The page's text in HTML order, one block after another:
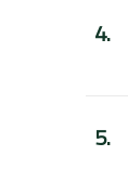
4.
5.